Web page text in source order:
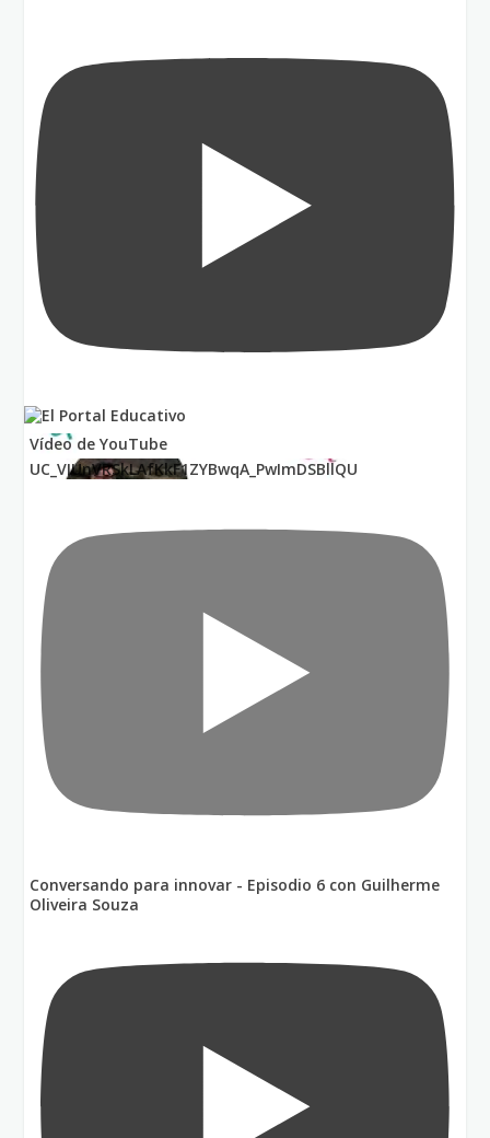
Vídeo de YouTube
UC_VIUnVRSkLAfKkF1ZYBwqA_PwImDSBllQU
Conversando para innovar - Episodio 6 con Guilherme
Oliveira Souza